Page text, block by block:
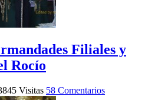
Filiales y
Rocío
Visitas 58 Comentarios